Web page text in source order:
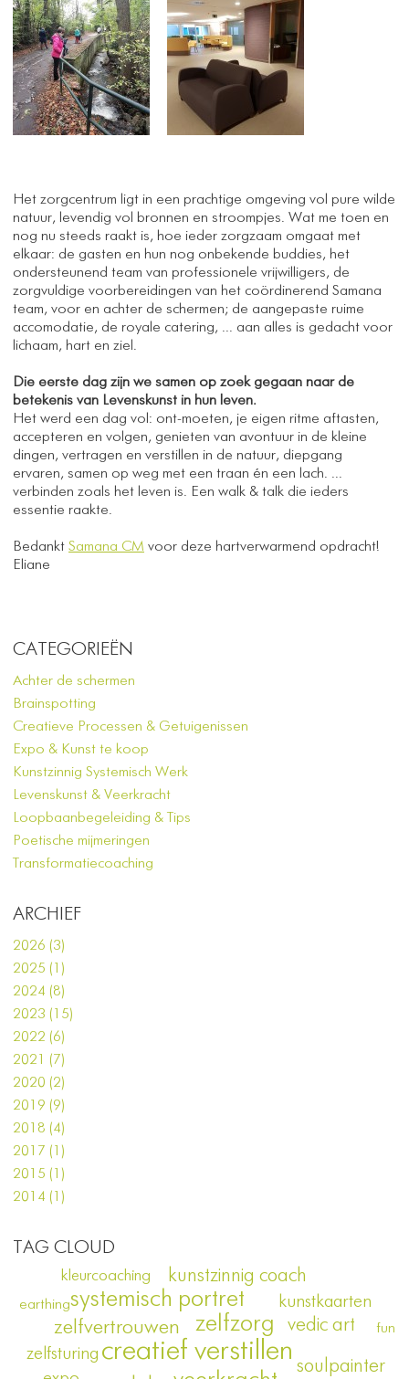
Het zorgcentrum ligt in een prachtige omgeving vol pure wilde
natuur, levendig vol bronnen en stroompjes. Wat me toen en
nog nu steeds raakt is, hoe ieder zorgzaam omgaat met
elkaar: de gasten en hun nog onbekende buddies, het
ondersteunend team van professionele vrijwilligers, de
zorgvuldige voorbereidingen van het coördinerend Samana
team, voor en achter de schermen; de aangepaste ruime
accomodatie, de royale catering, ... aan alles is gedacht voor
lichaam, hart en ziel.
Die eerste dag zijn we samen op zoek gegaan naar de
betekenis van Levenskunst in hun leven.
Het werd een dag vol: ont-moeten, je eigen ritme aftasten,
accepteren en volgen, genieten van avontuur in de kleine
dingen, vertragen en verstillen in de natuur, diepgang
ervaren, samen op weg met een traan én een lach. ...
verbinden zoals het leven is. Een walk & talk die ieders
essentie raakte.
Bedankt Samana CM voor deze hartverwarmend opdracht!
Eliane
CATEGORIEËN
Achter de schermen
Brainspotting
Creatieve Processen & Getuigenissen
Expo & Kunst te koop
Kunstzinnig Systemisch Werk
Levenskunst & Veerkracht
Loopbaanbegeleiding & Tips
Poetische mijmeringen
Transformatiecoaching
ARCHIEF
2026 (3)
2025 (1)
2024 (8)
2023 (15)
2022 (6)
2021 (7)
2020 (2)
2019 (9)
2018 (4)
2017 (1)
2015 (1)
2014 (1)
TAG CLOUD
creatief verstillen
zelfzorg
systemisch portret
zelfvertrouwen
soulpainter
kunstzinnig coach
vedic art
zelfsturing
kunstkaarten
kleurcoaching
earthing
fun